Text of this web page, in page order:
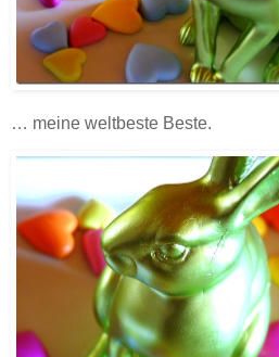
… meine weltbeste Beste.